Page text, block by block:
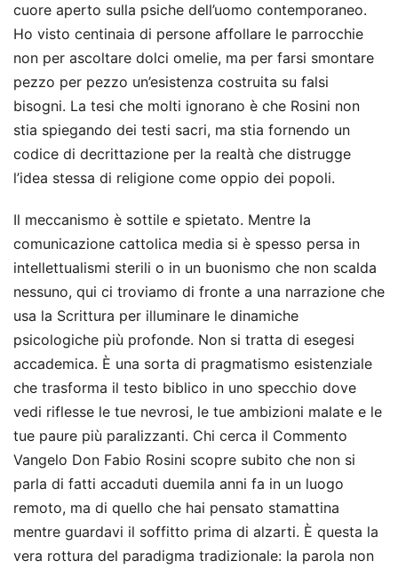
cuore aperto sulla psiche dell’uomo contemporaneo.
Ho visto centinaia di persone affollare le parrocchie
non per ascoltare dolci omelie, ma per farsi smontare
pezzo per pezzo un’esistenza costruita su falsi
bisogni. La tesi che molti ignorano è che Rosini non
stia spiegando dei testi sacri, ma stia fornendo un
codice di decrittazione per la realtà che distrugge
l’idea stessa di religione come oppio dei popoli.
Il meccanismo è sottile e spietato. Mentre la
comunicazione cattolica media si è spesso persa in
intellettualismi sterili o in un buonismo che non scalda
nessuno, qui ci troviamo di fronte a una narrazione che
usa la Scrittura per illuminare le dinamiche
psicologiche più profonde. Non si tratta di esegesi
accademica. È una sorta di pragmatismo esistenziale
che trasforma il testo biblico in uno specchio dove
vedi riflesse le tue nevrosi, le tue ambizioni malate e le
tue paure più paralizzanti. Chi cerca il Commento
Vangelo Don Fabio Rosini scopre subito che non si
parla di fatti accaduti duemila anni fa in un luogo
remoto, ma di quello che hai pensato stamattina
mentre guardavi il soffitto prima di alzarti. È questa la
vera rottura del paradigma tradizionale: la parola non